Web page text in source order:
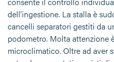
dell’ingestione. La stalla è
cancelli separatori gestiti da
podometro. Molta attenzione
microclimatico. Oltre ad aver